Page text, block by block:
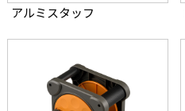
アルミスタッフ